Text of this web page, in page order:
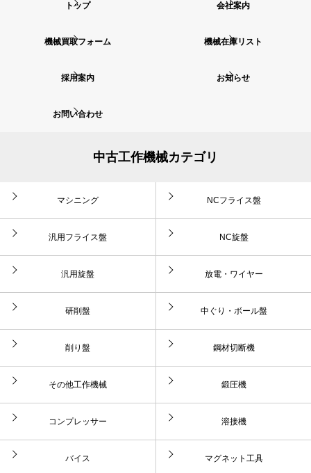
トップ 会社案内
機械買取フォーム 機械在庫リスト
採用案内 お知らせ
お問い合わせ
中古工作機械カテゴリ
マシニング NCフライス盤
汎用フライス盤 NC旋盤
汎用旋盤 放電・ワイヤー
研削盤 中ぐり・ボール盤
削り盤 鋼材切断機
その他工作機械 鍛圧機
コンプレッサー 溶接機
バイス マグネット工具